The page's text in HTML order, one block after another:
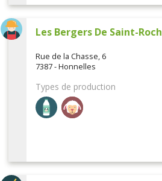
Les Bergers De Saint-Roch
Rue de la Chasse, 6
7387 - Honnelles
Types de production